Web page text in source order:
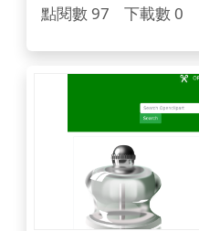
點閱數 97 下載數 0